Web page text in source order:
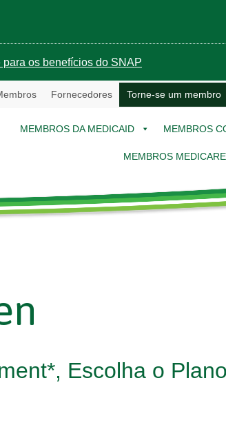
os benefícios do SNAP
Fornecedores Torne-se um membro
MEMBROS DA MEDICAID MEMBROS
MEMBROS
Escolha o